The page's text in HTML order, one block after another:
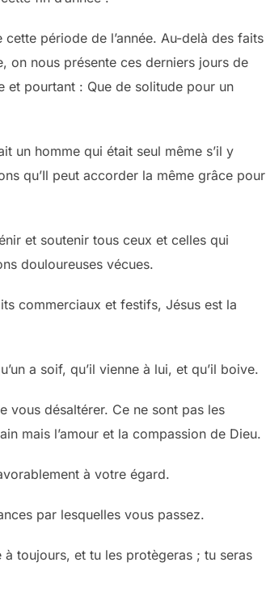
période de l’année. Au-delà des faits
on nous présente ces derniers jours de
et pourtant : Que de solitude pour un
un homme qui était seul même s’il y
qu’Il peut accorder la même grâce pour
et soutenir tous ceux et celles qui
douloureuses vécues.
commerciaux et festifs, Jésus est la
a soif, qu’il vienne à lui, et qu’il boive.
vous désaltérer. Ce ne sont pas les
mais l’amour et la compassion de Dieu.
à votre égard.
par lesquelles vous passez.
toujours, et tu les protègeras ; tu seras